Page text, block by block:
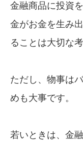
金融商品に投資
金がお金を生み
ることは大切な
ただし、物事は
めも大事です。
若いときは、金